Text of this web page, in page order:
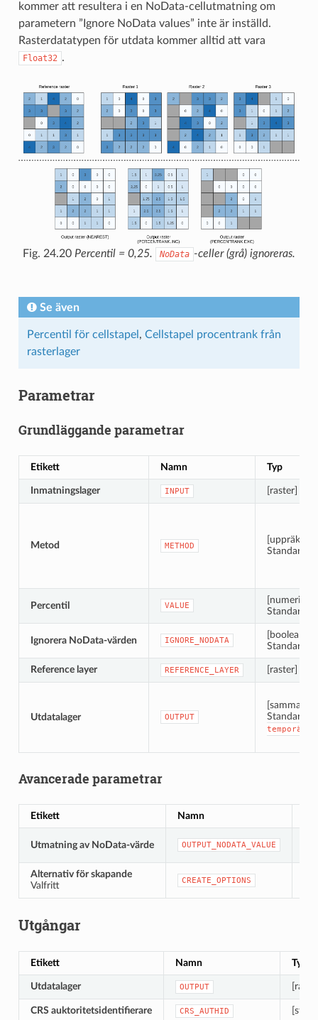
kommer att resultera i en NoData-cellutmatning om
parametern ”Ignore NoData values” inte är inställd.
Rasterdatatypen för utdata kommer alltid att vara
Float32 .
Fig. 24.20 Percentil = 0,25. NoData -celler (grå) ignoreras.
Se även
Percentil för cellstapel , Cellstapel procentrank från
rasterlager
Parametrar
Grundläggande parametrar
Etikett Namn Typ
Inmatningslager INPUT [raster]
Metod METHOD
Standard: 0
Percentil VALUE
[numerisk:
Standard:
Ignorera NoData-värden IGNORE_NODATA
[boolean]
Standard:
Reference layer REFERENCE_LAYER [raster]
Utdatalager OUTPUT
[samma
Standard:
temporär
Avancerade parametrar
Etikett Namn
Utmatning av NoData-värde OUTPUT_NODATA_VALUE
Alternativ för skapande
Valfritt
CREATE_OPTIONS
Utgångar
Etikett Namn Typ
Utdatalager OUTPUT
CRS auktoritetsidentifierare CRS_AUTHID